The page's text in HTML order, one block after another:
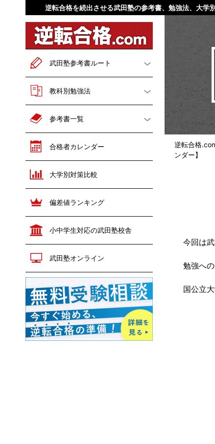
逆転合格を続出させる武田塾の参考書、勉強法、大学
逆転合格
ンダー】
今回は
勉強へ
国公立
武田塾参考書ルート
一般二次試験対策
英語
理系数学 現代文
世界史
化学 物理
共通テスト対策
英語 数学
現代文 古文
漢文 世界史
教科別勉強法
勉強法概論
数学 国語
地理
化学 物理
参考書一覧
英語
国語 世界史
地理
政治経済
化学 物理
情報Ⅰ 小論文
合格者カレンダー
大学別対策比較
偏差値ランキング
小中学生対応の武田塾校舎
武田塾オンライン